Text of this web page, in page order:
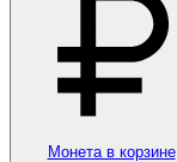
Монета в корзине